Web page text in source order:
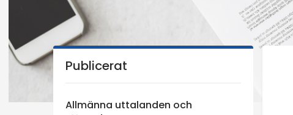
n
s
p
Publicerat
Allmänna uttalanden och